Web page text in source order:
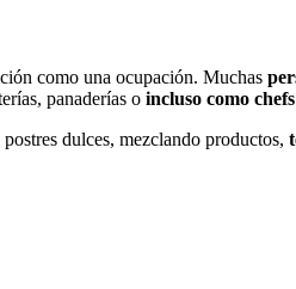
como una ocupación. Muchas
panaderías o incluso como
dulces, mezclando productos,